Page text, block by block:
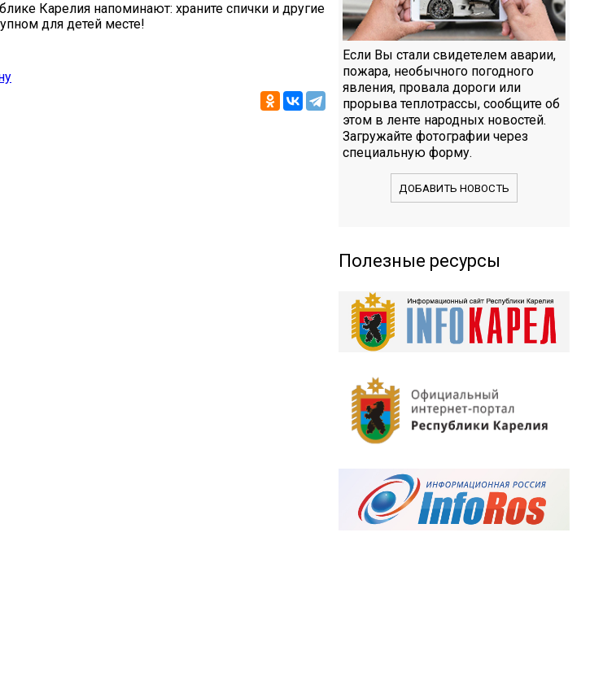
Карелия напоминают: храните спички и другие
для детей месте!
Если Вы стали свидетелем аварии,
пожара, необычного погодного
явления, провала дороги или
прорыва теплотрассы, сообщите об
этом в ленте народных новостей.
Загружайте фотографии через
специальную форму.
ДОБАВИТЬ НОВОСТЬ
Полезные ресурсы